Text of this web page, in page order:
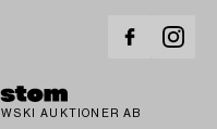
AUKTIONER AB